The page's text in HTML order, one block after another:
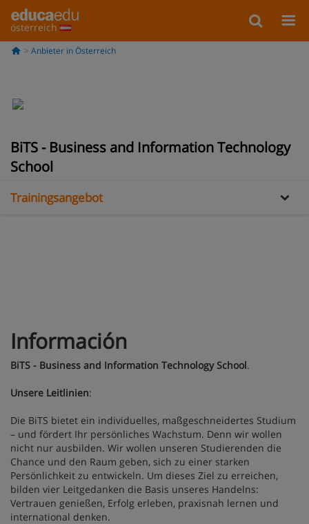
österreich
Anbieter in Österreich
BiTS - Business and Information Technology
School
Information
Trainingsangebot
Información
BiTS - Business and Information Technology School.
Unsere Leitlinien:
Die BiTS bietet ein individuelles, maßgeschneidertes Studium
– und fördert Ihr persönliches Wachstum. Denn wir wollen
nicht nur ausbilden. Wir wollen unseren Studierenden die
Chance und den Raum geben, sich zu einer starken
Persönlichkeit zu entwickeln. Um dieses Ziel zu erreichen,
bilden vier Leitgedanken die Basis unseres Handelns:
Vertrauen genießen, Erfolg erleben, praxisnah lernen und
international denken.